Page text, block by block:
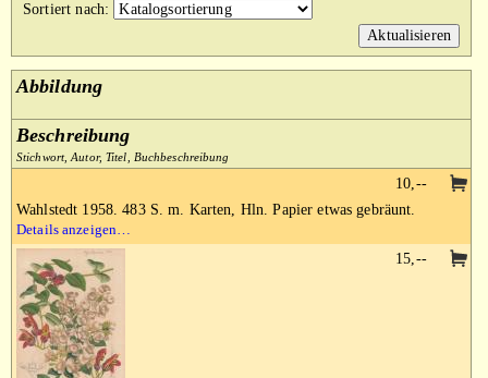
AGB
Sortiert nach:
Abbildung
Beschreibung
Stichwort, Autor, Titel, Buchbeschreibung
Wahlstedt 1958. 483 S. m. Karten, Hln. Papier etwas gebräunt.
Details anzeigen…
10,--
15,--